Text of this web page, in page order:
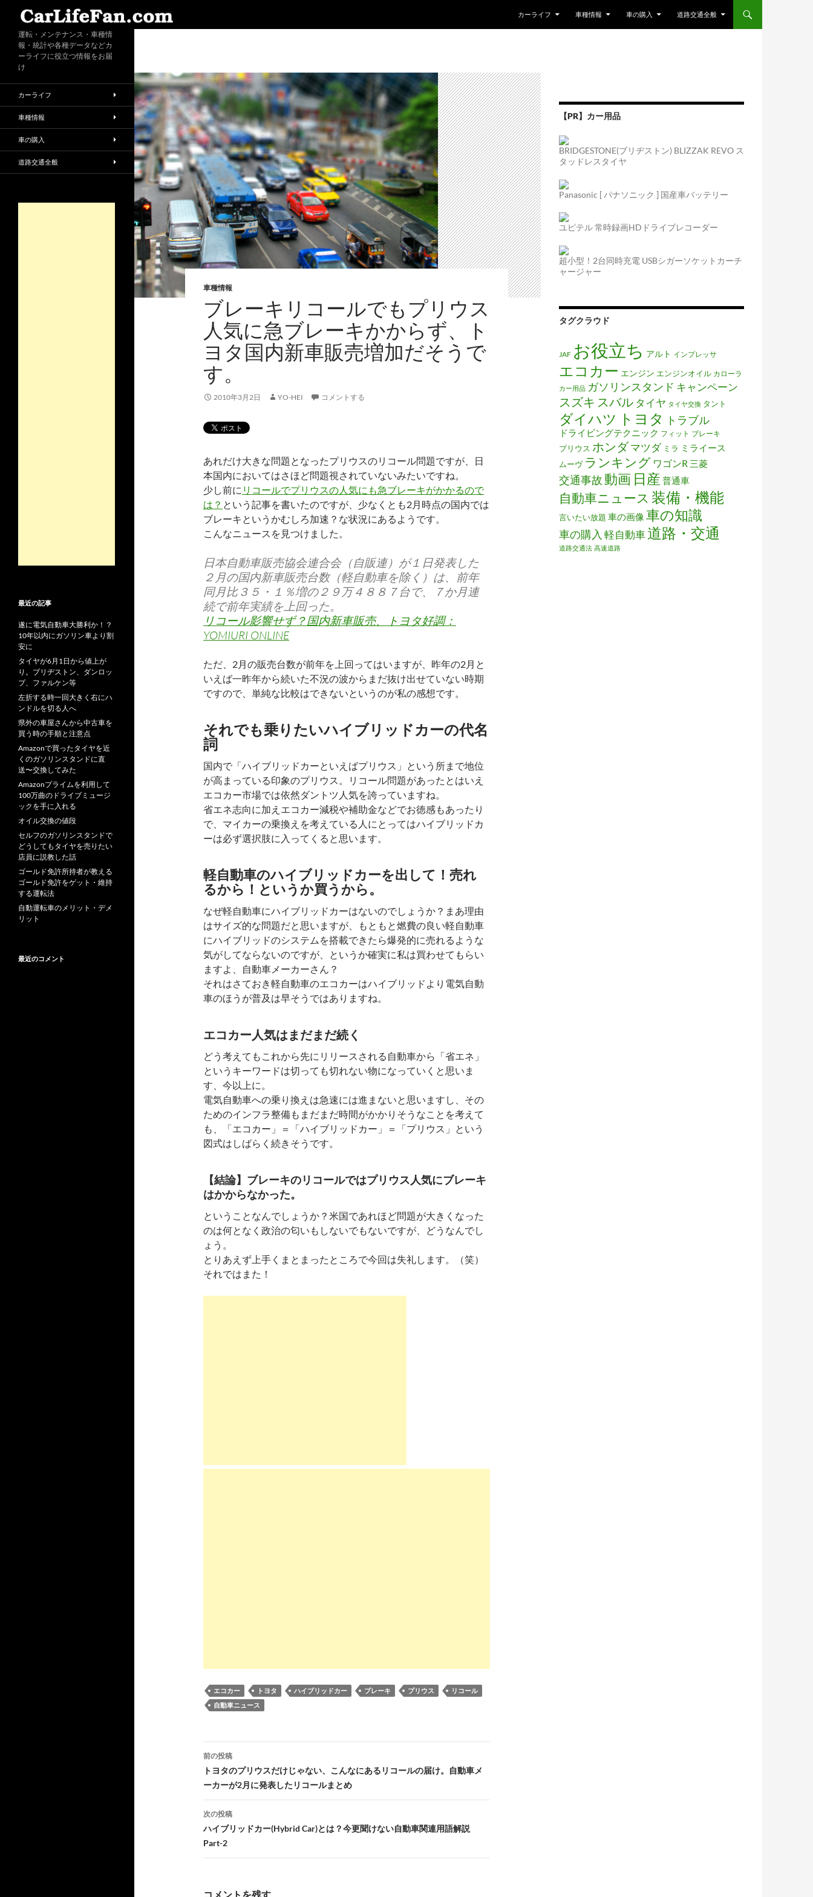
カーライフ
車種情報 車の購入 道路交通全般
車種情報
ブレーキリコールでもプリウス
人気に急ブレーキかからず、ト
ヨタ国内新車販売増加だそうで
す。
2010年3月2日 YO-HEI コメントする
あれだけ大きな問題となったプリウスのリコール問題ですが、日
本国内においてはさほど問題視されていないみたいですね。
少し前に リコールでプリウスの人気にも急ブレーキがかかるので
は？ という記事を書いたのですが、少なくとも2月時点の国内では
ブレーキというかむしろ加速？な状況にあるようです。
こんなニュースを見つけました。
日本自動車販売協会連合会（自販連）が１日発表した
２月の国内新車販売台数（軽自動車を除く）は、前年
同月比３５・１％増の２９万４８８７台で、７か月連
続で前年実績を上回った。
リコール影響せず？国内新車販売、トヨタ好調：
YOMIURI ONLINE
ただ、2月の販売台数が前年を上回ってはいますが、昨年の2月と
いえば一昨年から続いた不況の波からまだ抜け出せていない時期
ですので、単純な比較はできないというのが私の感想です。
それでも乗りたいハイブリッドカーの代名
詞
国内で「ハイブリッドカーといえばプリウス」という所まで地位
が高まっている印象のプリウス。リコール問題があったとはいえ
エコカー市場では依然ダントツ人気を誇っていますね。
省エネ志向に加えエコカー減税や補助金などでお徳感もあったり
で、マイカーの乗換えを考えている人にとってはハイブリッドカ
ーは必ず選択肢に入ってくると思います。
軽自動車のハイブリッドカーを出して！売れ
るから！というか買うから。
なぜ軽自動車にハイブリッドカーはないのでしょうか？まあ理由
はサイズ的な問題だと思いますが、もともと燃費の良い軽自動車
にハイブリッドのシステムを搭載できたら爆発的に売れるような
気がしてならないのですが、というか確実に私は買わせてもらい
ますよ、自動車メーカーさん？
それはさておき軽自動車のエコカーはハイブリッドより電気自動
車のほうが普及は早そうではありますね。
エコカー人気はまだまだ続く
どう考えてもこれから先にリリースされる自動車から「省エネ」
というキーワードは切っても切れない物になっていくと思いま
す、今以上に。
電気自動車への乗り換えは急速には進まないと思いますし、その
ためのインフラ整備もまだまだ時間がかかりそうなことを考えて
も、「エコカー」＝「ハイブリッドカー」＝「プリウス」という
図式はしばらく続きそうです。
【結論】ブレーキのリコールではプリウス人気にブレーキ
はかからなかった。
ということなんでしょうか？米国であれほど問題が大きくなった
のは何となく政治の匂いもしないでもないですが、どうなんでし
ょう。
とりあえず上手くまとまったところで今回は失礼します。（笑）
それではまた！
エコカー トヨタ ハイブリッドカー ブレーキ プリウス
リコール
自動車ニュース
投
稿
ナ
ビ
ゲ
ー
前の投稿
トヨタのプリウスだけじゃない、こんなにあるリコールの届け。自動車メ
ーカーが2月に発表したリコールまとめ
次の投稿
ハイブリッドカー(Hybrid Car)とは？今更聞けない自動車関連用語解説
Part-2
コメントを残す
【PR】カー用品
BRIDGESTONE(ブリヂストン) BLIZZAK REVO ス
タッドレスタイヤ
Panasonic [ パナソニック ] 国産車バッテリー
ユピテル 常時録画HDドライブレコーダー
超小型！2台同時充電 USBシガーソケットカーチ
ャージャー
タグクラウド
JAF お役立ち アルト インプレッサ
エコカー エンジン エンジンオイル カローラ
カー用品 ガソリンスタンド キャンペーン
スズキ スバル タイヤ タイヤ交換 タント
ダイハツ トヨタ トラブル
ドライビングテクニック フィット ブレーキ
プリウス ホンダマツダ ミラ ミライース
ムーヴ ランキング ワゴンR 三菱
交通事故動画 日産 普通車
自動車ニュース 装備・機能
言いたい放題 車の画像 車の知識
車の購入 軽自動車道路・交通
道路交通法 高速道路
運転・メンテナンス・車種情
報・統計や各種データなどカ
ーライフに役立つ情報をお届
け
カーライフ
車種情報
車の購入
道路交通全般
最近の記事
遂に電気自動車大勝利か！？
10年以内にガソリン車より割
安に
タイヤが6月1日から値上が
り。ブリヂストン、ダンロッ
プ、ファルケン等
左折する時一回大きく右にハ
ンドルを切る人へ
県外の車屋さんから中古車を
買う時の手順と注意点
Amazonで買ったタイヤを近
くのガソリンスタンドに直
送〜交換してみた
Amazonプライムを利用して
100万曲のドライブミュージ
ックを手に入れる
オイル交換の値段
セルフのガソリンスタンドで
どうしてもタイヤを売りたい
店員に説教した話
ゴールド免許所持者が教える
ゴールド免許をゲット・維持
する運転法
自動運転車のメリット・デメ
リット
最近のコメント